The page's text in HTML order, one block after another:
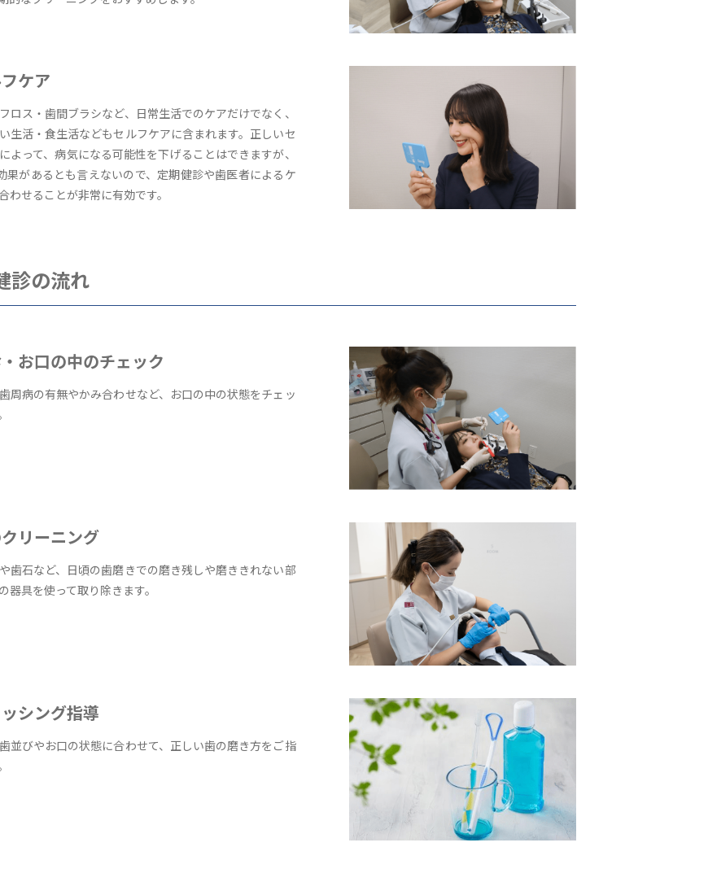
ケア
ロス・歯間ブラシなど、日常生活でのケアだけでなく、
生活・食生活などもセルフケアに含まれます。正しいセ
よって、病気になる可能性を下げることはできますが、
果があるとも言えないので、定期健診や歯医者によるケ
わせることが非常に有効です。
診の流れ
お口の中のチェック
周病の有無やかみ合わせなど、お口の中の状態をチェッ
リーニング
歯石など、日頃の歯磨きでの磨き残しや磨ききれない部
器具を使って取り除きます。
シング指導
並びやお口の状態に合わせて、正しい歯の磨き方をご指